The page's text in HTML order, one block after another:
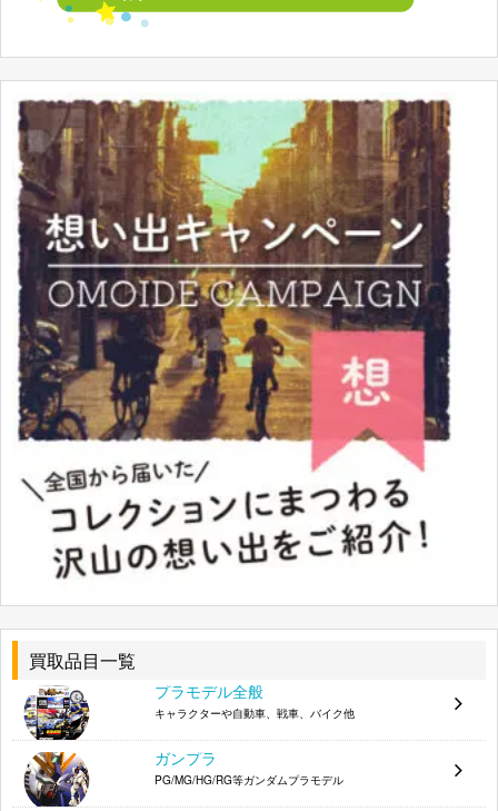
買取品目一覧
プラモデル全般
キャラクターや自動車、戦車、バイク他
ガンプラ
PG/MG/HG/RG等ガンダムプラモデル